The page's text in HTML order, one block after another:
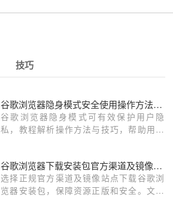
技巧
谷歌浏览器隐身模式安全使用操作方法解析
谷歌浏览器隐身模式可有效保护用户隐
私，教程解析操作方法与技巧，帮助用户
谷歌浏览器下载安装包官方渠道及镜像站点介绍
选择正规官方渠道及镜像站点下载谷歌浏
览器安装包，保障资源正版和安全。文章